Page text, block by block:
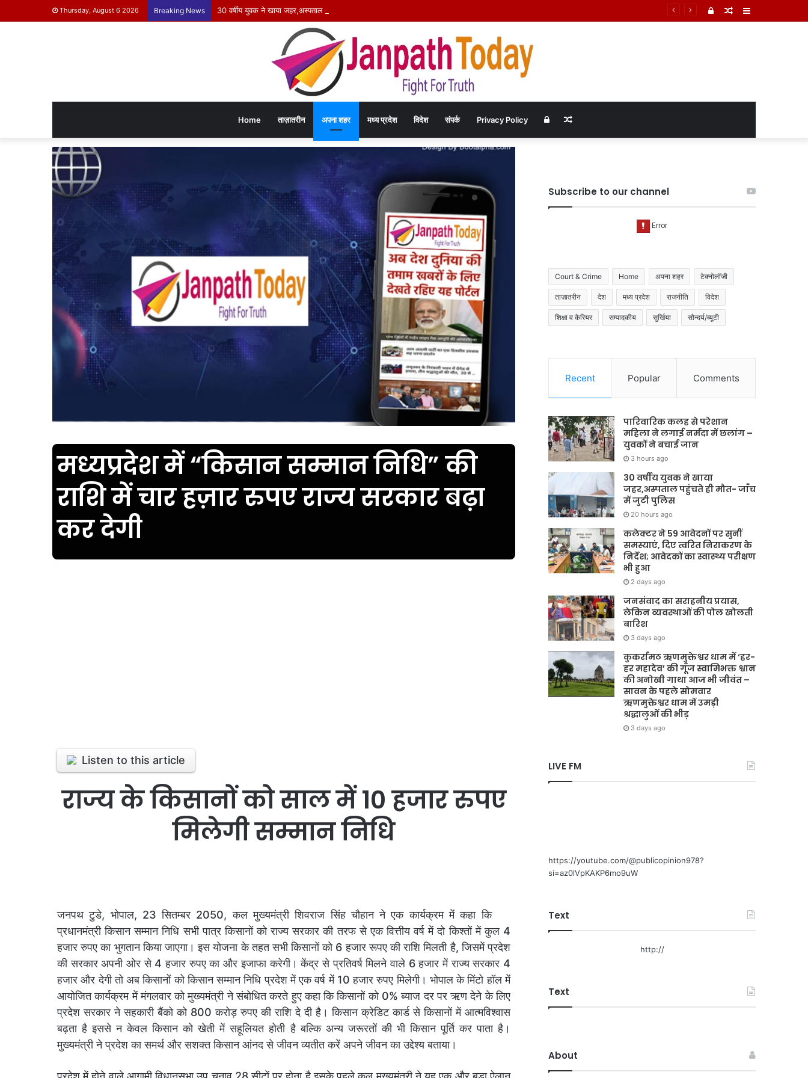
Thursday, August 6 2026 Breaking News 30 वर्षीय युवक ने खाया जहर,अस्पताल पहुंचते ही मौत- जाँच में जुटी पुलिस Random
Log
Home ताज़ातरीन अपना शहर मध्य प्रदेश विदेश संपर्क Privacy Policy Random
Log
मध्यप्रदेश में “किसान सम्मान निधि” की
राशि में चार हज़ार रुपए राज्य सरकार बढ़ा
कर देगी
Listen to this article
राज्य के किसानों को साल में 10 हजार रुपए
मिलेगी सम्मान निधि
जनपथ टुडे, भोपाल, 23 सितम्बर 2050, कल मुख्यमंत्री शिवराज सिंह चौहान ने एक कार्यक्रम में कहा कि
प्रधानमंत्री किसान सम्मान निधि सभी पात्र किसानों को राज्य सरकार की तरफ से एक वित्तीय वर्ष में दो किश्तों में कुल 4
हजार रुपए का भुगतान किया जाएगा। इस योजना के तहत सभी किसानों को 6 हजार रूपए की राशि मिलती है, जिसमें प्रदेश
की सरकार अपनी ओर से 4 हजार रुपए का और इजाफा करेगी। केंद्र से प्रतिवर्ष मिलने वाले 6 हजार में राज्य सरकार 4
हजार और देगी तो अब किसानों को किसान सम्मान निधि प्रदेश में एक वर्ष में 10 हजार रुपए मिलेगी। भोपाल के मिंटो हॉल में
आयोजित कार्यक्रम में मंगलवार को मुख्यमंत्री ने संबोधित करते हुए कहा कि किसानों को 0% ब्याज दर पर ऋण देने के लिए
प्रदेश सरकार ने सहकारी बैंको को 800 करोड़ रुपए की राशि दे दी है। किसान क्रेडिट कार्ड से किसानों में आत्मविश्वास
बढ़ता है इससे न केवल किसान को खेती में सहूलियत होती है बल्कि अन्य जरूरतों की भी किसान पूर्ति कर पाता है।
मुख्यमंत्री ने प्रदेश का समर्थ और सशक्त किसान आंनद से जीवन व्यतीत करें अपने जीवन का उद्देश्य बताया।
Subscribe to our channel
Court & Crime Home अपना शहर टेक्नोलॉजी
ताज़ातरीन देश मध्य प्रदेश राजनीति विदेश
शिक्षा व कैरियर सम्पादकीय सुर्खिया सौन्दर्य/ब्यूटी
Recent Popular Comments
पारिवारिक कलह से परेशान
महिला ने लगाई नर्मदा में छलांग –
युवकों ने बचाई जान
3 hours ago
30 वर्षीय युवक ने खाया
जहर,अस्पताल पहुंचते ही मौत- जाँच
में जुटी पुलिस
20 hours ago
कलेक्टर ने 59 आवेदनों पर सुनीं
समस्याएं, दिए त्वरित निराकरण के
निर्देश; आवेदकों का स्वास्थ्य परीक्षण
भी हुआ
2 days ago
जनसंवाद का सराहनीय प्रयास,
लेकिन व्यवस्थाओं की पोल खोलती
बारिश
3 days ago
कुकर्रामठ ऋणमुक्तेश्वर धाम में ‘हर-
हर महादेव’ की गूँज स्वामिभक्त श्वान
की अनोखी गाथा आज भी जीवंत –
सावन के पहले सोमवार
ऋणमुक्तेश्वर धाम में उमड़ी
श्रद्धालुओं की भीड़
3 days ago
LIVE FM
https://youtube.com/@publicopinion978?
si=az0lVpKAKP6mo9uW
Text
http://
Text
About